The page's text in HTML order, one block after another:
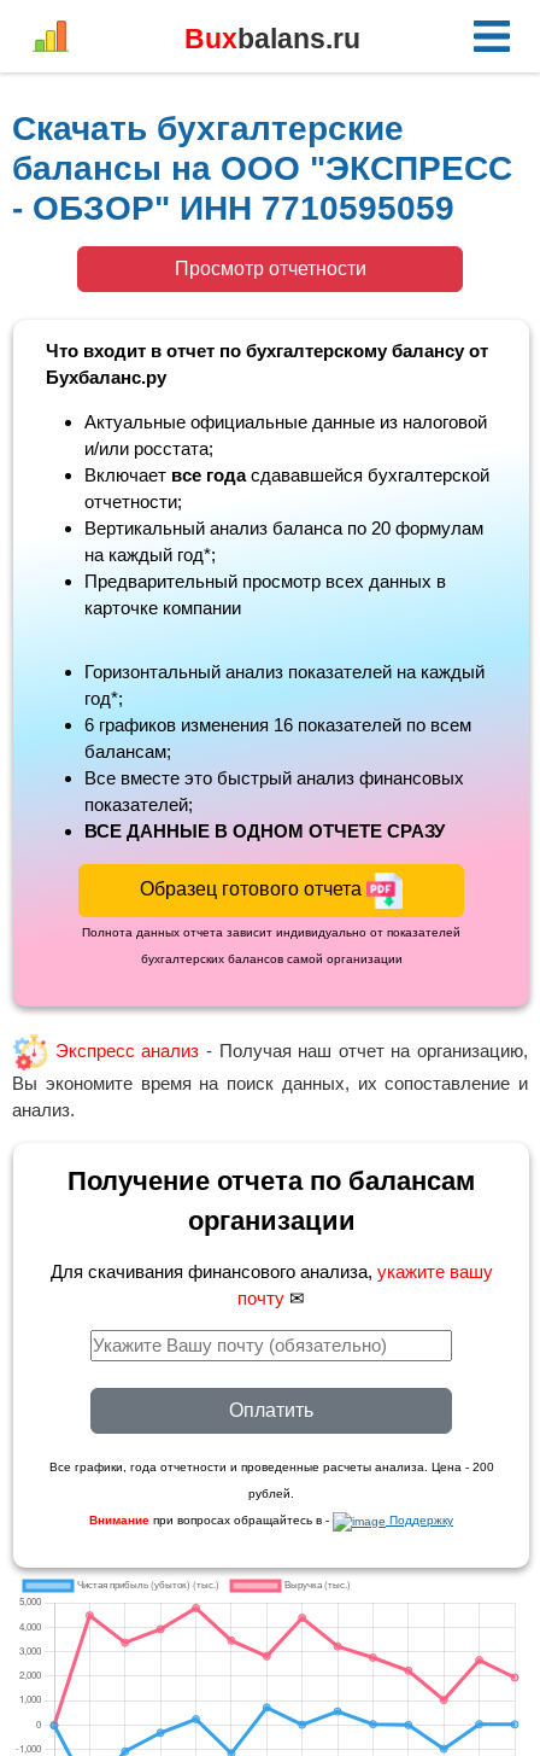
Buxbalans.ru
Скачать бухгалтерские
балансы на ООО "ЭКСПРЕСС
- ОБЗОР" ИНН 7710595059
Просмотр отчетности
Что входит в отчет по бухгалтерскому балансу от
Бухбаланс.ру
Актуальные официальные данные из налоговой
и/или росстата;
Включает все годасдававшейся бухгалтерской
отчетности;
Вертикальный анализ баланса по 20 формулам
на каждый год*;
Предварительный просмотр всех данных в
карточке компании
Горизонтальный анализ показателей на каждый
год*;
6 графиков изменения 16 показателей по всем
балансам;
Все вместе это быстрый анализ финансовых
показателей;
ВСЕ ДАННЫЕ В ОДНОМ ОТЧЕТЕ СРАЗУ
Образец готового отчета
Полнота данных отчета зависит индивидуально от показателей
бухгалтерских балансов самой организации
Экспресс анализ - Получая наш отчет на организацию,
Вы экономите время на поиск данных, их сопоставление и
анализ.
Получение отчета по балансам
организации
Для скачивания финансового анализа, укажите вашу
почту ✉
Оплатить
Все графики, года отчетности и проведенные расчеты анализа. Цена - 200
рублей.
Внимание при вопросах обращайтесь в - Поддержку